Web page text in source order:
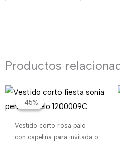
Productos
-45%
-45%
Vestido corto rosa palo
con capelina para invitada o
El
original
275,00€.
El
actual
es:
150,00€.